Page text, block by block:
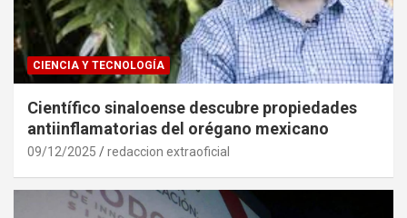
CIENCIA Y TECNOLOGÍA
Científico sinaloense descubre propiedades
antiinflamatorias del orégano mexicano
09/12/2025 redaccion extraoficial